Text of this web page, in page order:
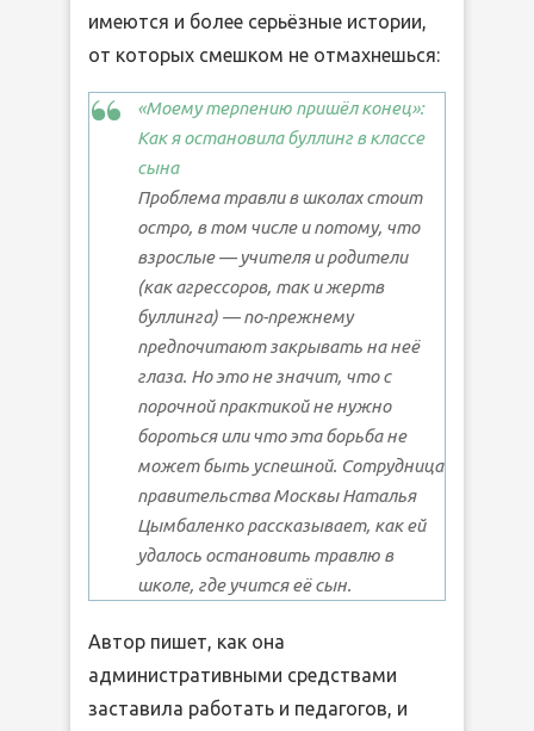
имеются и более серьёзные истории,
от которых смешком не отмахнешься:
«Моему терпению пришёл конец»:
Как я остановила буллинг в классе
сына
Проблема травли в школах стоит
остро, в том числе и потому, что
взрослые — учителя и родители
(как агрессоров, так и жертв
буллинга) — по-прежнему
предпочитают закрывать на неё
глаза. Но это не значит, что с
порочной практикой не нужно
бороться или что эта борьба не
может быть успешной. Сотрудница
правительства Москвы Наталья
Цымбаленко рассказывает, как ей
удалось остановить травлю в
школе, где учится её сын.
Автор пишет, как она
административными средствами
заставила работать и педагогов, и